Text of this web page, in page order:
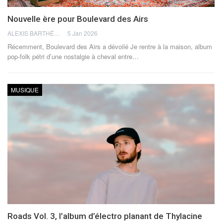
Nouvelle ère pour Boulevard des Airs
5 Jan 2026
Récemment, Boulevard des Airs a dévoilé Je rentre à la maison, album
pop-folk pétri d’une nostalgie à cheval entre…
MUSIQUE
Roads Vol. 3, l’album d’électro planant de Thylacine